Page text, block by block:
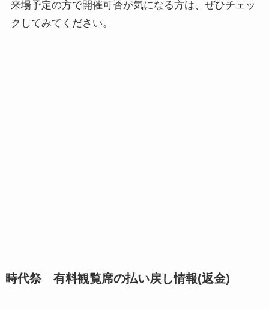
来場予定の方で開催可否が気になる方は、ぜひチェッ
クしてみてください。
時代祭 有料観覧席の払い戻し情報(返金)